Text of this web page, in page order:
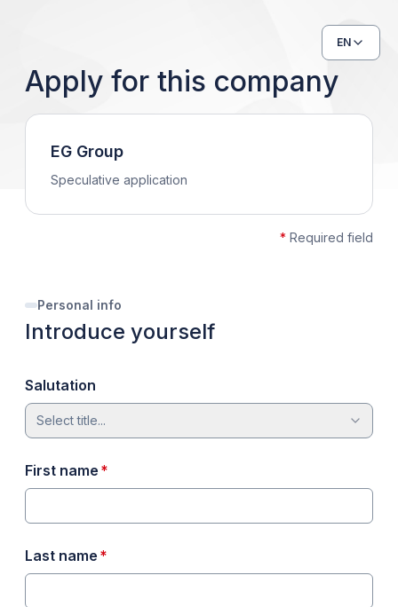
EN
Apply for this company
EG Group
Speculative application
* Required field
Personal info
Introduce yourself
Salutation
Select title...
First name *
Last name *